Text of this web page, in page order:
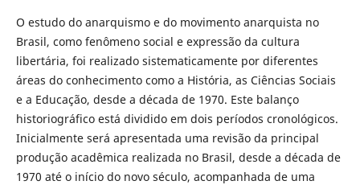
O estudo do anarquismo e do movimento anarquista no
Brasil, como fenômeno social e expressão da cultura
libertária, foi realizado sistematicamente por diferentes
áreas do conhecimento como a História, as Ciências Sociais
e a Educação, desde a década de 1970. Este balanço
historiográfico está dividido em dois períodos cronológicos.
Inicialmente será apresentada uma revisão da principal
produção acadêmica realizada no Brasil, desde a década de
1970 até o início do novo século, acompanhada de uma